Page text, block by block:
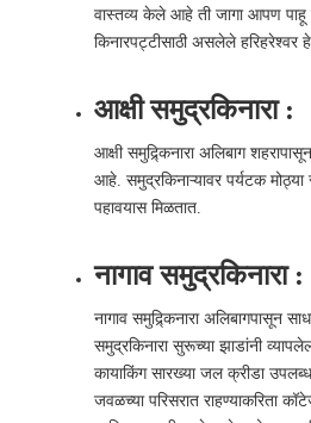
वास्तव्य केले आहे ती जागा आपण
किनारपट्टीसाठी असलेले
आक्षी समुद्रकिनारा :
आक्षी समुद्र्किनारा अलिबाग
आहे. समुद्रकिनाऱ्यावर पर्यटक
पहावयास मिळतात.
नागाव समुद्रकिनारा :
नागाव समुद्र्किनारा अलिबागपासून
समुद्रकिनारा सुरूच्या झाडांनी
कायाकिंग सारख्या जल क्रीडा
जवळच्या परिसरात राहण्याकरिता